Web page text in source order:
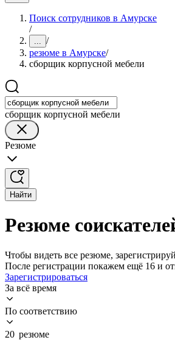
Поиск сотрудников в Амурске
/
... /
резюме в Амурске/
сборщик корпусной мебели
сборщик корпусной мебели
Резюме
Найти
Резюме
Чтобы видеть все резюме,
После регистрации покажем ещё 16 и
Зарегистрироваться
За всё время
По соответствию
20 резюме